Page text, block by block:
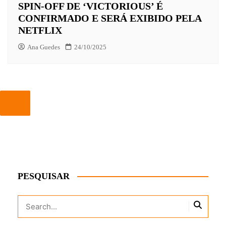
SPIN-OFF DE ‘VICTORIOUS’ É
CONFIRMADO E SERÁ EXIBIDO PELA
NETFLIX
Ana Guedes 24/10/2025
PESQUISAR